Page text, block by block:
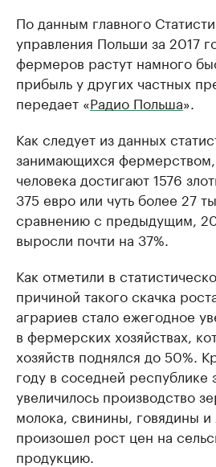
По данным главного
управления Польши за 2017
фермеров растут намного
прибыль у других частных
передает «Радио Польша».
Как следует из данных
занимающихся
человека достигают 1576
375 евро или чуть более 27
сравнению с предыдущим,
выросли почти на 37%.
Как отметили в
причиной такого скачка
аграриев стало ежегодное
в фермерских хозяйствах,
хозяйств поднялся до 50%.
году в соседней республике
увеличилось производство
молока, свинины, говядины
произошел рост цен на
продукцию.